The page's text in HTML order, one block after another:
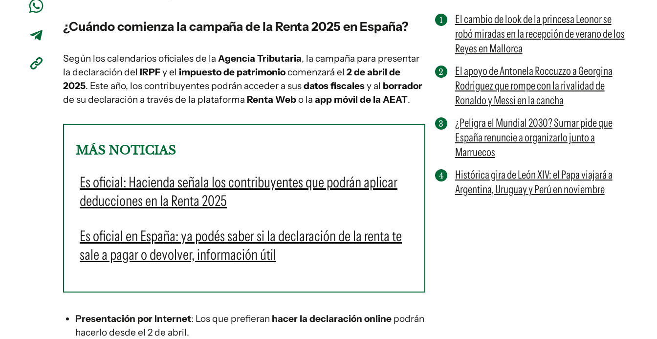
¿Cuándo comienza la campaña de la Renta 2025 en España?
Según los calendarios oficiales de la Agencia Tributaria, la campaña para presentar
la declaración del IRPFy el impuesto de patrimoniocomenzará el 2 de abril de
2025. Este año, los contribuyentes podrán acceder a susdatos fiscalesy al borrador
de su declaración a través de la plataforma Renta Webo la app móvil de la AEAT.
MÁS NOTICIAS
Es oficial: Hacienda señala los contribuyentes que podrán aplicar
deducciones en la Renta 2025
Es oficial en España: ya podés saber si la declaración de la renta te
sale a pagar o devolver, información útil
Presentación por Internet: Los que prefieran hacer la declaración online podrán
hacerlo desde el 2 de abril.
El cambio de look de la princesa Leonor se
robó miradas en la recepción de verano de los
Reyes en Mallorca
El apoyo de Antonela Roccuzzo a Georgina
Rodriguez que rompe con la rivalidad de
Ronaldo y Messi en la cancha
¿Peligra el Mundial 2030? Sumar pide que
España renuncie a organizarlo junto a
Marruecos
Histórica gira de León XIV: el Papa viajará a
Argentina, Uruguay y Perú en noviembre